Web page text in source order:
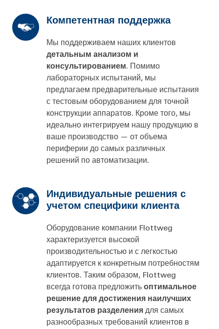
Компетентная поддержка
Мы поддерживаем наших клиентов
детальным анализом и
консультированием. Помимо
лабораторных испытаний, мы
предлагаем предварительные испытания
с тестовым оборудованием для точной
конструкции аппаратов. Кроме того, мы
идеально интегрируем нашу продукцию в
ваше производство — от объема
периферии до самых различных
решений по автоматизации.
Индивидуальные решения с
учетом специфики клиента
Оборудование компании Flottweg
характеризуется высокой
производительностью и с легкостью
адаптируется к конкретным потребностям
клиентов. Таким образом, Flottweg
всегда готова предложитьоптимальное
решение для достижения наилучших
результатов разделения для самых
разнообразных требований клиентов в